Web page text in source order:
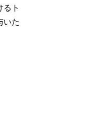
るト
いた